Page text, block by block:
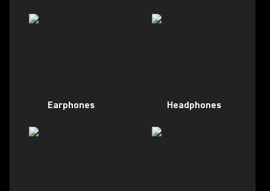
Earphones Headphones